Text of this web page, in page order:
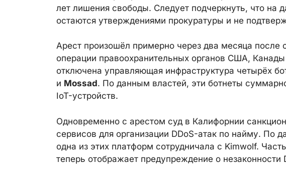
лет лишения свободы. Следует подчеркнуть, что на
остаются утверждениями прокуратуры и не
Арест произошёл примерно через два месяца после
операции правоохранительных органов США,
отключена управляющая инфраструктура четырёх
и Mossad. По данным властей, эти ботнеты
IoT-устройств.
Одновременно с арестом суд в Калифорнии
сервисов для организации DDoS-атак по найму. По
одна из этих платформ сотрудничала с Kimwolf.
теперь отображает предупреждение о незаконности